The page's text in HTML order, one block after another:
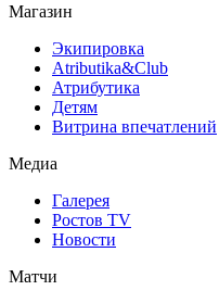
Магазин
Экипировка
Atributika&Club
Атрибутика
Детям
Витрина впечатлений
Медиа
Галерея
Ростов TV
Новости
Матчи